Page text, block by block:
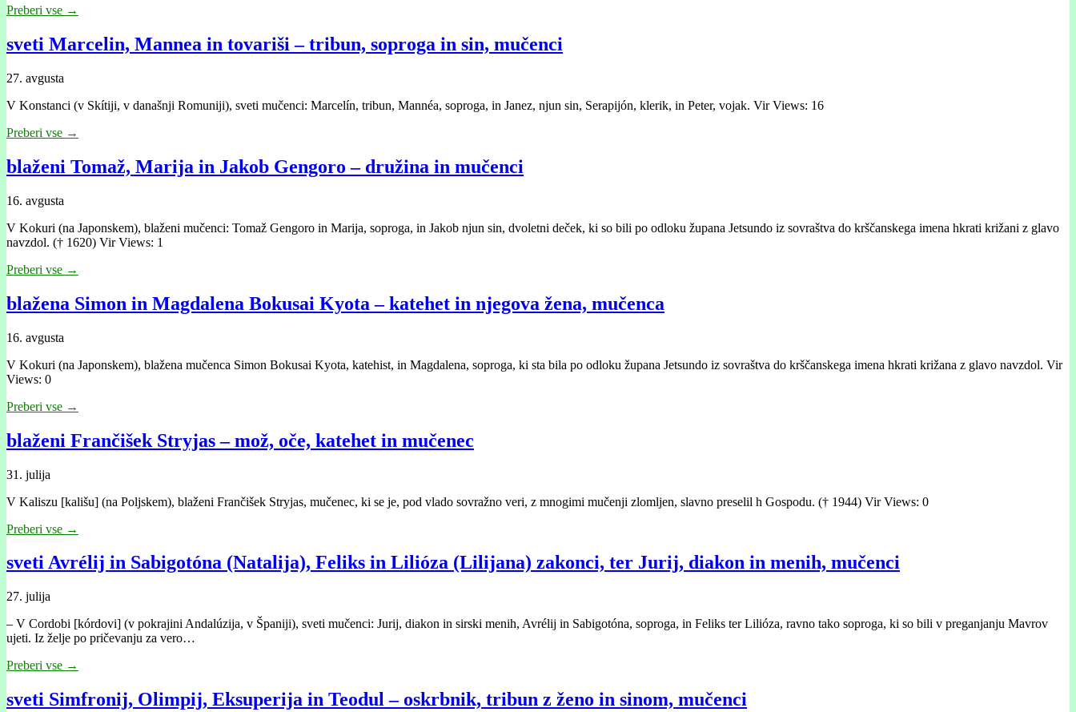
Preberi vse →
sveti Marcelin, Mannea in tovariši – tribun, soproga in sin, mučenci
27. avgusta
V Konstanci (v Skítiji, v današnji Romuniji), sveti mučenci: Marcelín, tribun, Mannéa, soproga, in Janez, njun sin, Serapijón, klerik, in Peter, vojak. Vir Views: 16
Preberi vse →
blaženi Tomaž, Marija in Jakob Gengoro – družina in mučenci
16. avgusta
V Kokuri (na Japonskem), blaženi mučenci: Tomaž Gengoro in Marija, soproga, in Jakob njun sin, dvoletni deček, ki so bili po odloku župana Jetsundo iz sovraštva do krščanskega imena hkrati križani z glavo
navzdol. († 1620) Vir Views: 1
Preberi vse →
blažena Simon in Magdalena Bokusai Kyota – katehet in njegova žena, mučenca
16. avgusta
V Kokuri (na Japonskem), blažena mučenca Simon Bokusai Kyota, katehist, in Magdalena, soproga, ki sta bila po odloku župana Jetsundo iz sovraštva do krščanskega imena hkrati križana z glavo navzdol. Vir
Views: 0
Preberi vse →
blaženi Frančišek Stryjas – mož, oče, katehet in mučenec
31. julija
V Kaliszu [kališu] (na Poljskem), blaženi Frančišek Stryjas, mučenec, ki se je, pod vlado sovražno veri, z mnogimi mučenji zlomljen, slavno preselil h Gospodu. († 1944) Vir Views: 0
Preberi vse →
sveti Avrélij in Sabigotóna (Natalija), Feliks in Lilióza (Lilijana) zakonci, ter Jurij, diakon in menih, mučenci
27. julija
– V Cordobi [kórdovi] (v pokrajini Andalúzija, v Španiji), sveti mučenci: Jurij, diakon in sirski menih, Avrélij in Sabigotóna, soproga, in Feliks ter Lilióza, ravno tako soproga, ki so bili v preganjanju Mavrov
ujeti. Iz želje po pričevanju za vero…
Preberi vse →
sveti Simfronij, Olimpij, Eksuperija in Teodul – oskrbnik, tribun z ženo in sinom, mučenci